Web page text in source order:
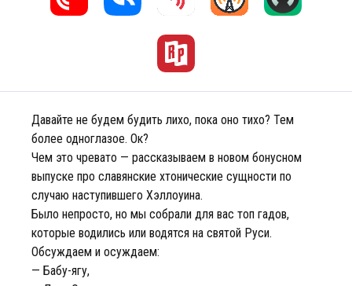
Давайте не будем будить лихо, пока оно тихо? Тем
более одноглазое. Ок?
Чем это чревато — рассказываем в новом бонусном
выпуске про славянские хтонические сущности по
случаю наступившего Хэллоуина.
Было непросто, но мы собрали для вас топ гадов,
которые водились или водятся на святой Руси.
Обсуждаем и осуждаем:
— Бабу-ягу,